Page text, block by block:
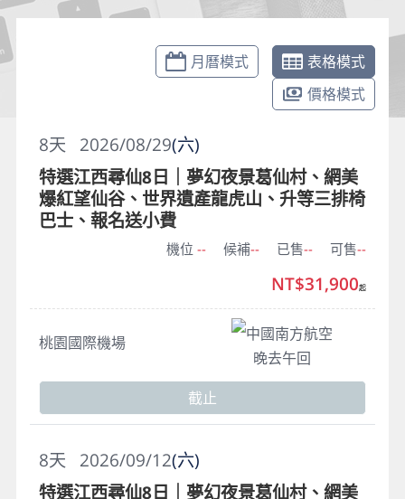
月曆模式
表格模式
價格模式
2026/08/29(六)
8天
特選江西尋仙8日｜夢幻夜景葛仙村、網美
爆紅望仙谷、世界遺產龍虎山、升等三排椅
巴士、報名送小費
機位 -- 候補-- 已售-- 可售--
桃園國際機場
中國南方航空
晚去午回
NT$31,900起
截止
2026/09/12(六)
8天
特選江西尋仙8日｜夢幻夜景葛仙村、網美